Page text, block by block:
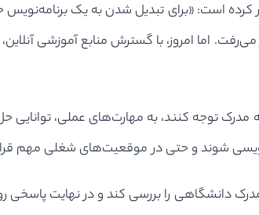
است: «برای تبدیل شدن به یک برنامه‌نویس
اما امروز، با گسترش منابع آموزشی
مدرک توجه کنند، به مهارت‌های عملی،
شوند و حتی در موقعیت‌های شغلی مهم
دانشگاهی را بررسی کند و در نهایت